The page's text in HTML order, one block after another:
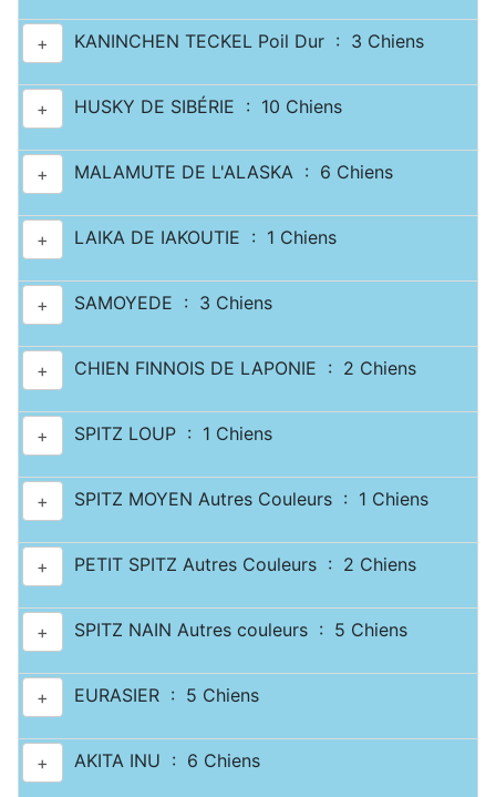
+ KANINCHEN TECKEL Poil Dur : 3 Chiens
+ HUSKY DE SIBÉRIE : 10 Chiens
+ MALAMUTE DE L'ALASKA : 6 Chiens
+ LAIKA DE IAKOUTIE : 1 Chiens
+ SAMOYEDE : 3 Chiens
+ CHIEN FINNOIS DE LAPONIE : 2 Chiens
+ SPITZ LOUP : 1 Chiens
+ SPITZ MOYEN Autres Couleurs : 1 Chiens
+ PETIT SPITZ Autres Couleurs : 2 Chiens
+ SPITZ NAIN Autres couleurs : 5 Chiens
+ EURASIER : 5 Chiens
+ AKITA INU : 6 Chiens